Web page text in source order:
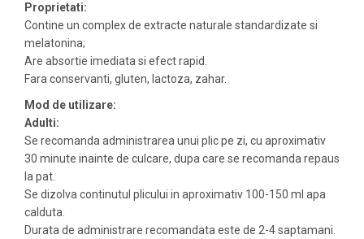
Proprietati:
Contine un complex de extracte naturale standardizate si
melatonina;
Are absortie imediata si efect rapid.
Fara conservanti, gluten, lactoza, zahar.
Mod de utilizare:
Adulti:
Se recomanda administrarea unui plic pe zi, cu aproximativ
30 minute inainte de culcare, dupa care se recomanda repaus
la pat.
Se dizolva continutul plicului in aproximativ 100-150 ml apa
calduta.
Durata de administrare recomandata este de 2-4 saptamani.